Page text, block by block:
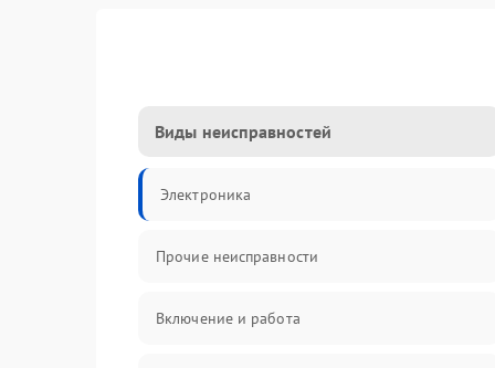
Виды неисправностей
Электроника
Прочие неисправности
Включение и работа